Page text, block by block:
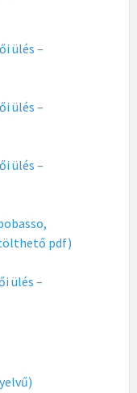
ülés –
ülés –
ülés –
pdf)
ülés –